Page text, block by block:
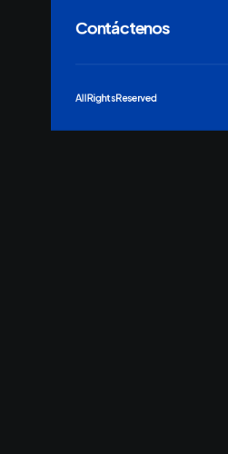
Contáctenos
All Rights Reserved